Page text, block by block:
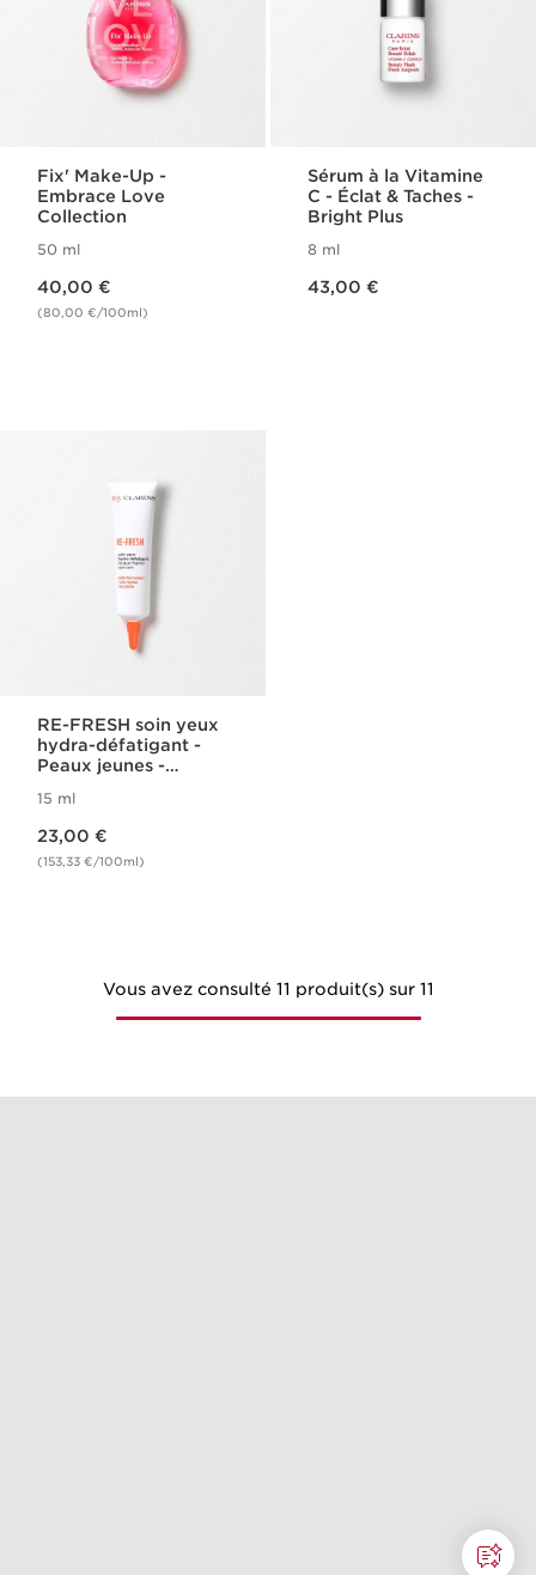
Fix' Make-Up -
Embrace Love
Collection
50 ml
40,00 €
(80,00 €/100ml)
Sérum à la Vitamine
C - Éclat & Taches -
Bright Plus
8 ml
43,00 €
RE-FRESH soin yeux
hydra-défatigant -
Peaux jeunes -
15 ml
23,00 €
(153,33 €/100ml)
Vous avez consulté 11 produit(s) sur 11